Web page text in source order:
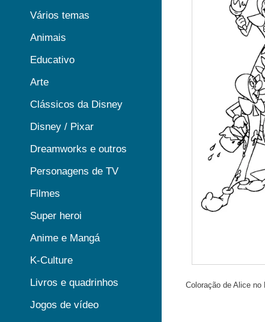
Coloração de Alice
Vários temas
Animais
Educativo
Arte
Clássicos da Disney
Disney / Pixar
Dreamworks e outros
Personagens de TV
Filmes
Super heroi
Anime e Mangá
K-Culture
Livros e quadrinhos
Jogos de vídeo